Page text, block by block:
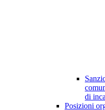
di
Posizioni